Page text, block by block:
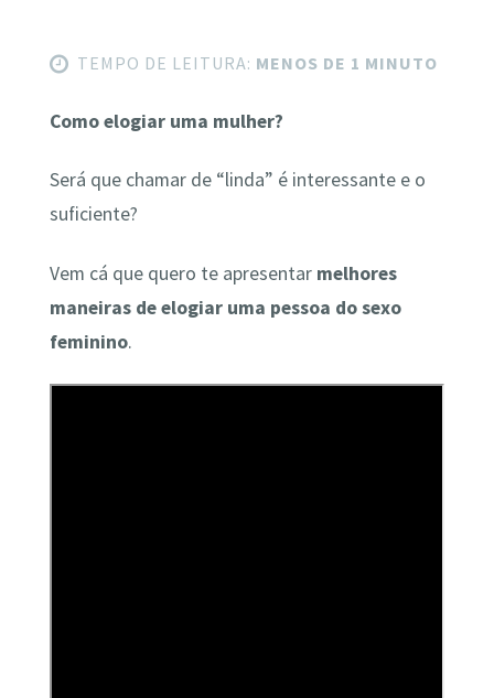
TEMPO DE LEITURA: MENOS DE 1 MINUTO
Como elogiar uma mulher?
Será que chamar de “linda” é interessante e o
suficiente?
Vem cá que quero te apresentar melhores
maneiras de elogiar uma pessoa do sexo
feminino.